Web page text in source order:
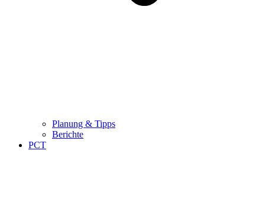
Planung & Tipps
Berichte
PCT